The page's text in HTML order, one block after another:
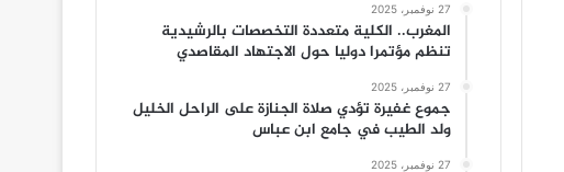
27 نوفمبر، 2025
المغرب.. الكلية متعددة التخصصات بالرشيدية
تنظم مؤتمرا دوليا حول الاجتهاد المقاصدي
27 نوفمبر، 2025
جموع غفيرة تؤدي صلاة الجنازة على الراحل الخليل
ولد الطيب في جامع ابن عباس
27 نوفمبر، 2025